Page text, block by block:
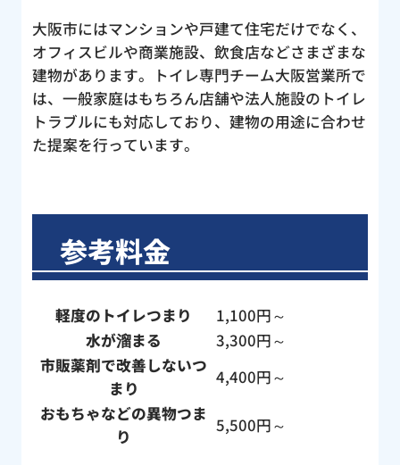
大阪市にはマンションや戸建て住宅だけでなく、
オフィスビルや商業施設、飲食店などさまざまな
建物があります。トイレ専門チーム大阪営業所で
は、一般家庭はもちろん店舗や法人施設のトイレ
トラブルにも対応しており、建物の用途に合わせ
た提案を行っています。
参考料金
軽度のトイレつまり
1,100円～
水が溜まる
3,300円～
市販薬剤で改善しないつ
まり
4,400円～
おもちゃなどの異物つま
り
5,500円～